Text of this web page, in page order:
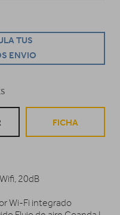
TUS
ENVIO
FICHA
20dB
Wi-Fi integrado